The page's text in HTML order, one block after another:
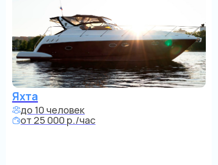
ТХ Поручик Ржевский (мини
круизы)
до 14 человек
от 650 000 р./сутки